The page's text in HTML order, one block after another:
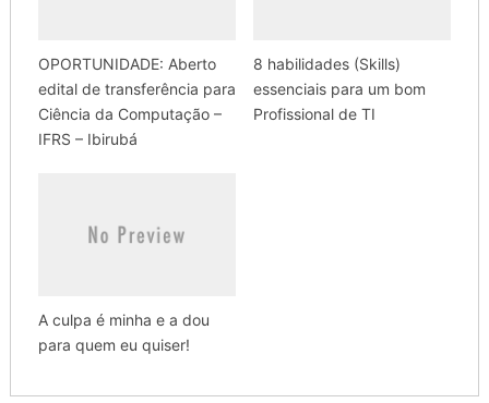
OPORTUNIDADE: Aberto
edital de transferência para
Ciência da Computação –
IFRS – Ibirubá
8 habilidades (Skills)
essenciais para um bom
Profissional de TI
A culpa é minha e a dou
para quem eu quiser!